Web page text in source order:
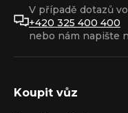
V případě dotazů
+420 325 400 400
nebo nám napište
Koupit vůz